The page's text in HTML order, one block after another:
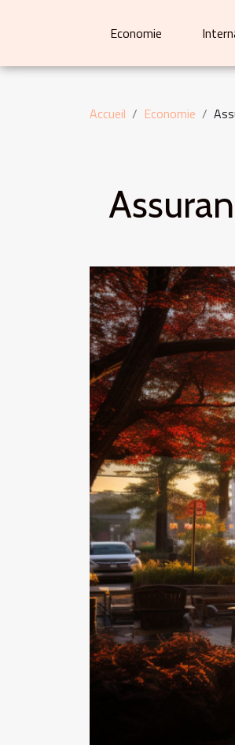
Economie
Accueil Economie